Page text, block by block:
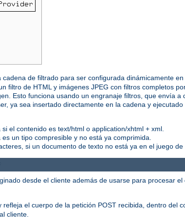
cadena de filtrado para ser configurada dinámicamente
filtro de HTML y imágenes JPEG con filtros completos
Esto funciona usando un engranaje filtros, que envía
ya sea insertado directamente en la cadena y
el contenido es text/html o application/xhtml + xml.
un tipo compresible y no está ya comprimida.
si un documento de texto no está ya en el juego de
desde el cliente además de usarse para procesar
el cuerpo de la petición POST recibida, dentro del
cliente.